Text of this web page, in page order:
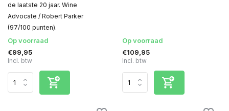
de laatste 20 jaar. Wine
Advocate / Robert Parker
(97/100 punten).
Op voorraad
€99,95
Incl. btw
Op voorraad
€109,95
Incl. btw